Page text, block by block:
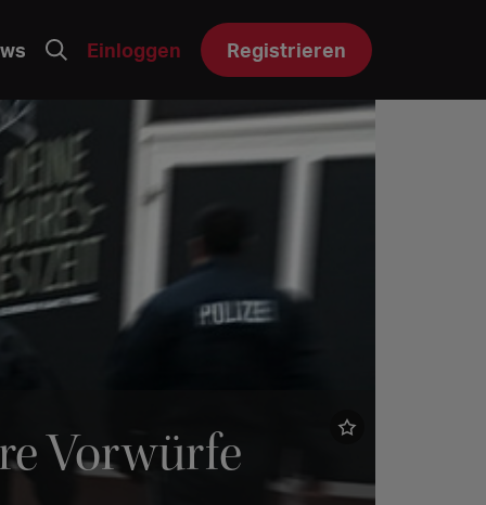
Einloggen Registrieren
Vorwürfe